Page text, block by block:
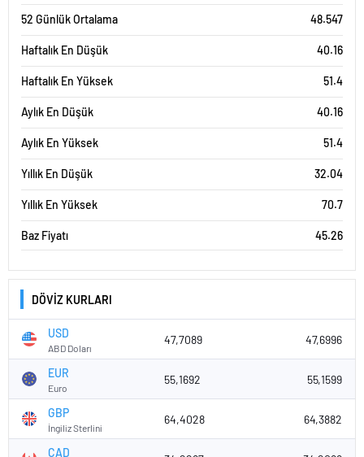
52 Günlük Ortalama 48.547
Haftalık En Düşük 40.16
Haftalık En Yüksek 51.4
Aylık En Düşük 40.16
Aylık En Yüksek 51.4
Yıllık En Düşük 32.04
Yıllık En Yüksek 70.7
Baz Fiyatı 45.26
DÖVİZ KURLARI
USD
ABD Doları
47,7089 47,6996
EUR
Euro
55,1692 55,1599
GBP
İngiliz Sterlini
64,4028 64,3882
CAD